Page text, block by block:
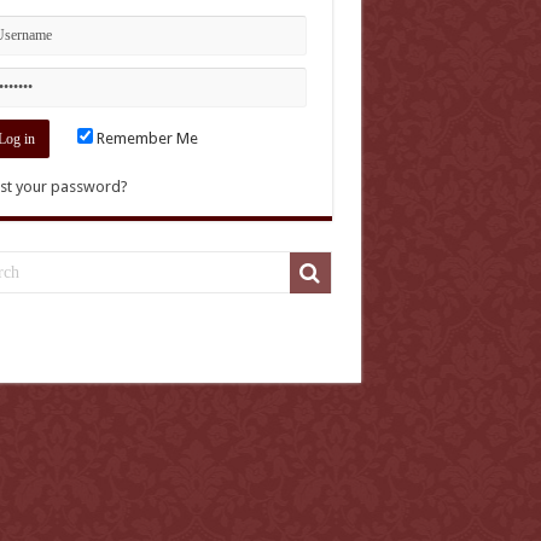
Remember Me
your password?